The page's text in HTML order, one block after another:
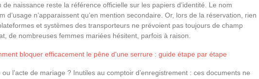
de naissance reste la référence officielle sur les papiers d’identité. Le nom
d’usage n’apparaissent qu’en mention secondaire. Or, lors de la réservation, rien
et systèmes des transporteurs ne prévoient pas toujours de champ
de nombreuses femmes mariées hésitent, parfois à raison.
bloquer efficacement le pêne d'une serrure : guide étape par étape
l’acte de mariage ? Inutiles au comptoir d’enregistrement : ces documents ne